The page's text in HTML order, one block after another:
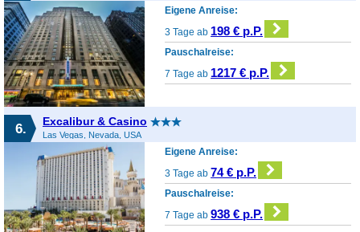
Eigene Anreise:
3 Tage ab 198 € p.P.
Pauschalreise:
7 Tage ab 1217 € p.P.
6. Excalibur & Casino
Las Vegas, Nevada, USA
Eigene Anreise:
3 Tage ab 74 € p.P.
Pauschalreise:
7 Tage ab938 € p.P.